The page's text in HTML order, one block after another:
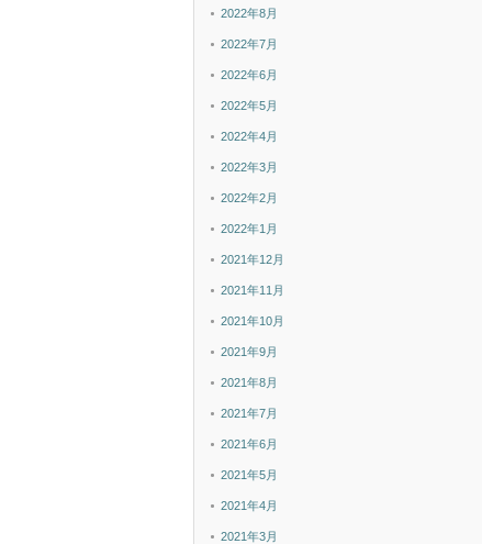
2022年8月
2022年7月
2022年6月
2022年5月
2022年4月
2022年3月
2022年2月
2022年1月
2021年12月
2021年11月
2021年10月
2021年9月
2021年8月
2021年7月
2021年6月
2021年5月
2021年4月
2021年3月